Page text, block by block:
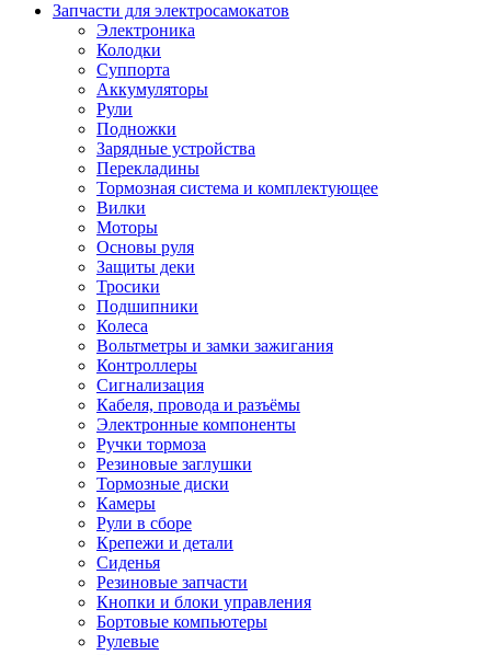
Запчасти для электросамокатов
Электроника
Колодки
Суппорта
Аккумуляторы
Рули
Подножки
Зарядные устройства
Перекладины
Тормозная система и комплектующее
Вилки
Моторы
Основы руля
Защиты деки
Тросики
Подшипники
Колеса
Вольтметры и замки зажигания
Контроллеры
Сигнализация
Кабеля, провода и разъёмы
Электронные компоненты
Ручки тормоза
Резиновые заглушки
Тормозные диски
Камеры
Рули в сборе
Крепежи и детали
Сиденья
Резиновые запчасти
Кнопки и блоки управления
Бортовые компьютеры
Рулевые